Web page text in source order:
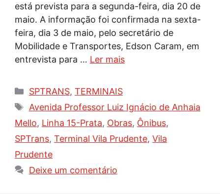
está prevista para a segunda-feira, dia 20 de
maio. A informação foi confirmada na sexta-
feira, dia 3 de maio, pelo secretário de
Mobilidade e Transportes, Edson Caram, em
entrevista para … Ler mais
Categorias
SPTRANS, TERMINAIS
Tags
Avenida Professor Luiz Ignácio de Anhaia
Mello, Linha 15-Prata, Obras, Ônibus,
SPTrans, Terminal Vila Prudente, Vila
Prudente
Deixe um comentário